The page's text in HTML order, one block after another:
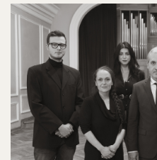
08
MAS
Grupni
portreti
2018.jpg